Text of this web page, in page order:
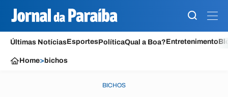
Últimas NotíciasEsportesPolíticaQual a Boa?Entretenimento
Home> bichos
BICHOS